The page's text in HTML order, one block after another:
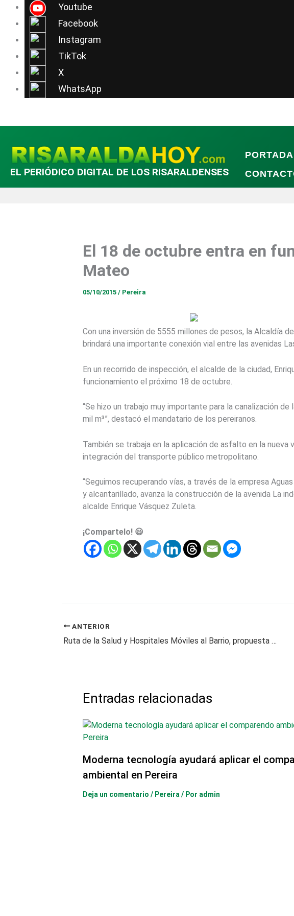
Youtube
Facebook
Instagram
TikTok
X
WhatsApp
contenido
EL PERIÓDICO DIGITAL DE LOS RISARALDENSES
PORTADA
El 18 de octubre entra en
Mateo
05/10/2015 / Pereira
Con una inversión de 5555 millones de pesos, la Alcaldía
brindará una importante conexión vial entre las avenidas
En un recorrido de inspección, el alcalde de la ciudad,
funcionamiento el próximo 18 de octubre.
“Se hizo un trabajo muy importante para la canalización
mil m³”, destacó el mandatario de los pereiranos.
También se trabaja en la aplicación de asfalto en la
integración del transporte público metropolitano.
“Seguimos recuperando vías, a través de la empresa
y alcantarillado, avanza la construcción de la avenida La
alcalde Enrique Vásquez Zuleta.
¡Compartelo! 😃
ANTERIOR
Ruta de la Salud y Hospitales Móviles al Barrio, propuesta de Israel Londoño
Entradas relacionadas
Moderna tecnología ayudará aplicar el
ambiental en Pereira
Deja un comentario / Pereira / Por admin